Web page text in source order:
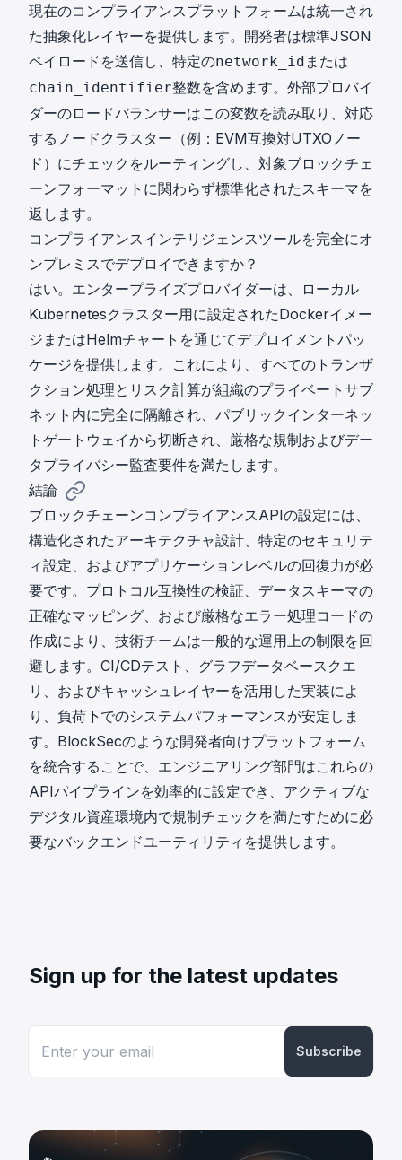
現在のコンプライアンスプラットフォームは統一され
た抽象化レイヤーを提供します。開発者は標準JSON
ペイロードを送信し、特定のnetwork_id または
chain_identifier整数を含めます。外部プロバイ
ダーのロードバランサーはこの変数を読み取り、対応
するノードクラスター（例：EVM互換対UTXOノー
ド）にチェックをルーティングし、対象ブロックチェ
ーンフォーマットに関わらず標準化されたスキーマを
返します。
コンプライアンスインテリジェンスツールを完全にオ
ンプレミスでデプロイできますか？
はい。エンタープライズプロバイダーは、ローカル
Kubernetesクラスター用に設定されたDockerイメー
ジまたはHelmチャートを通じてデプロイメントパッ
ケージを提供します。これにより、すべてのトランザ
クション処理とリスク計算が組織のプライベートサブ
ネット内に完全に隔離され、パブリックインターネッ
トゲートウェイから切断され、厳格な規制およびデー
タプライバシー監査要件を満たします。
結論
ブロックチェーンコンプライアンスAPIの設定には、
構造化されたアーキテクチャ設計、特定のセキュリテ
ィ設定、およびアプリケーションレベルの回復力が必
要です。プロトコル互換性の検証、データスキーマの
正確なマッピング、および厳格なエラー処理コードの
作成により、技術チームは一般的な運用上の制限を回
避します。CI/CDテスト、グラフデータベースクエ
リ、およびキャッシュレイヤーを活用した実装によ
り、負荷下でのシステムパフォーマンスが安定しま
す。 BlockSecのような開発者向けプラットフォーム
を統合することで、エンジニアリング部門はこれらの
APIパイプラインを効率的に設定でき、アクティブな
デジタル資産環境内で規制チェックを満たすために必
要なバックエンドユーティリティを提供します。
Sign up for the latest updates
Subscribe